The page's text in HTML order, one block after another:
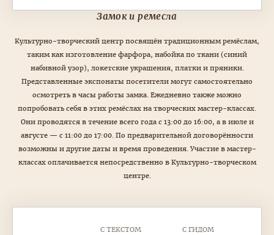
Замок и ремесла
Культурно-творческий центр посвящён традиционным ремёслам,
таким как изготовление фарфора, набойка по ткани (синий
набивной узор), локетские украшения, платки и пряники.
Представленные экспонаты посетители могут самостоятельно
осмотреть в часы работы замка. Ежедневно также можно
попробовать себя в этих ремёслах на творческих мастер-классах.
Они проводятся в течение всего года с 13:00 до 16:00, а в июле и
августе — с 11:00 до 17:00. По предварительной договорённости
возможны и другие даты и время проведения. Участие в мастер-
классах оплачивается непосредственно в Культурно-творческом
центре.
С ТЕКСТОМ С ГИДОМ